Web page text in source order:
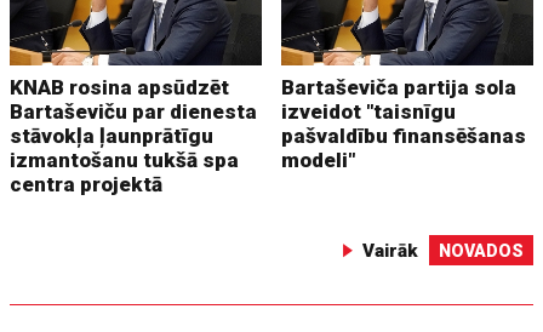
KNAB rosina apsūdzēt
Bartaševiču par dienesta
stāvokļa ļaunprātīgu
izmantošanu tukšā spa
centra projektā
Bartaševiča partija sola
izveidot "taisnīgu
pašvaldību finansēšanas
modeli"
Vairāk NOVADOS